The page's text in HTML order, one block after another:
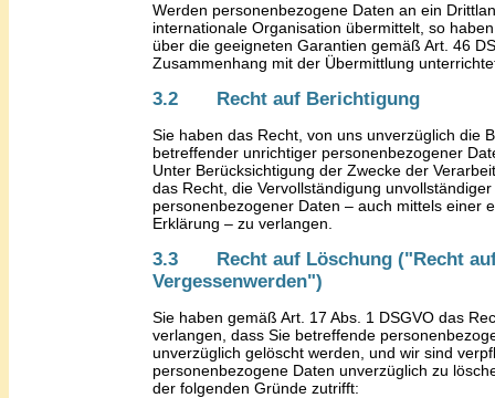
Werden personenbezogene Daten an ein
internationale Organisation übermittelt, so
über die geeigneten Garantien gemäß Art. 46
Zusammenhang mit der Übermittlung
3.2 Recht auf Berichtigung
Sie haben das Recht, von uns unverzüglich die
betreffender unrichtiger personenbezogener
Unter Berücksichtigung der Zwecke der
das Recht, die Vervollständigung unvollständiger
personenbezogener Daten – auch mittels einer
Erklärung – zu verlangen.
3.3 Recht auf Löschung ("Recht
Vergessenwerden")
Sie haben gemäß Art. 17 Abs. 1 DSGVO das
verlangen, dass Sie betreffende
unverzüglich gelöscht werden, und wir sind
personenbezogene Daten unverzüglich zu
der folgenden Gründe zutrifft: